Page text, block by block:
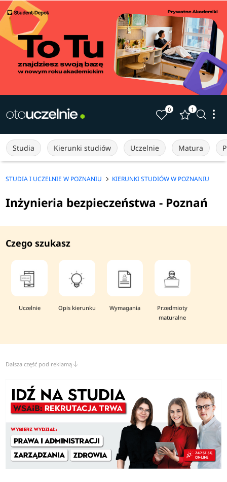
0 1
Studia Kierunki studiów Uczelnie Matura
STUDIA I UCZELNIE W POZNANIU KIERUNKI STUDIÓW W POZNANIU
Inżynieria bezpieczeństwa - Poznań
Czego szukasz
Uczelnie Opis kierunku Wymagania
Przedmioty
maturalne
Dalsza część pod reklamą